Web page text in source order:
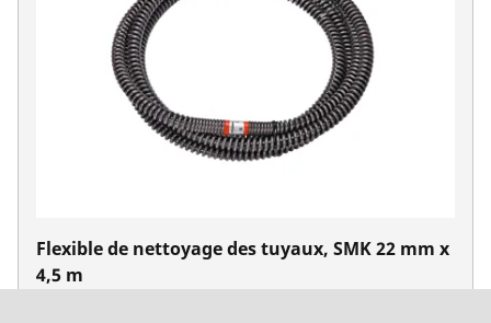
Flexible de nettoyage des tuyaux, SMK 22 mm x
4,5 m